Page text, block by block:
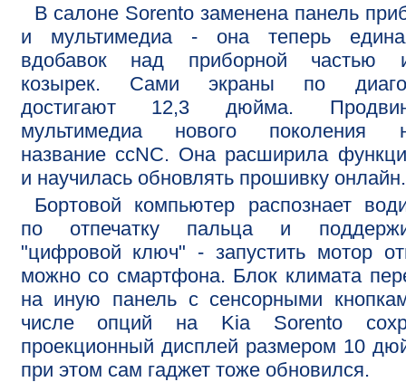
В салоне Sorento заменена панель
и мультимедиа - она теперь
вдобавок над приборной частью
козырек. Сами экраны по
достигают 12,3 дюйма.
мультимедиа нового поколения
название ccNC. Она расширила
и научилась обновлять прошивку онлайн.
Бортовой компьютер распознает
по отпечатку пальца и
"цифровой ключ" - запустить мотор
можно со смартфона. Блок климата
на иную панель с сенсорными
числе опций на Kia Sorento
проекционный дисплей размером 10
при этом сам гаджет тоже обновился.